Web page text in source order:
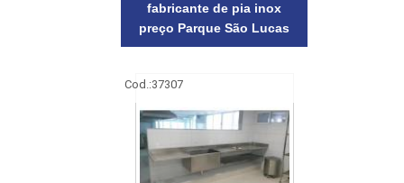
fabricante de pia inox
preço Parque São Lucas
Cod.:37307